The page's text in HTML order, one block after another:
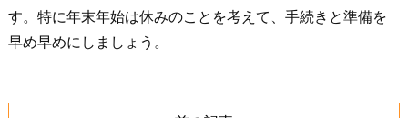
す。特に年末年始は休みのことを考えて、手続きと準備を
早め早めにしましょう。